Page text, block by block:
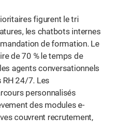
figurent le tri
les chatbots internes
de formation. Le
de 70 % le temps de
agents conversationnels
24/7. Les
personnalisés
des modules e-
couvrent recrutement,